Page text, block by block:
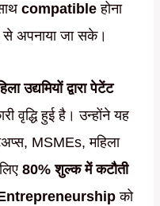
compatible होना
से अपनाया जा सके।
उद्यमियों द्वारा पेटेंट
वृद्धि हुई है। उन्होंने यह
MSMEs, महिला
80% शुल्क में कटौती
को